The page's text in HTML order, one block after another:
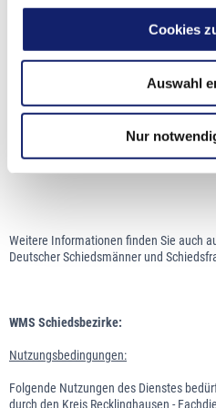
Cookies
Auswahl
Nur
Weitere Informationen finden Sie auch
Deutscher Schiedsmänner und
WMS Schiedsbezirke:
Nutzungsbedingungen:
Folgende Nutzungen des Dienstes
durch den Kreis Recklinghausen -